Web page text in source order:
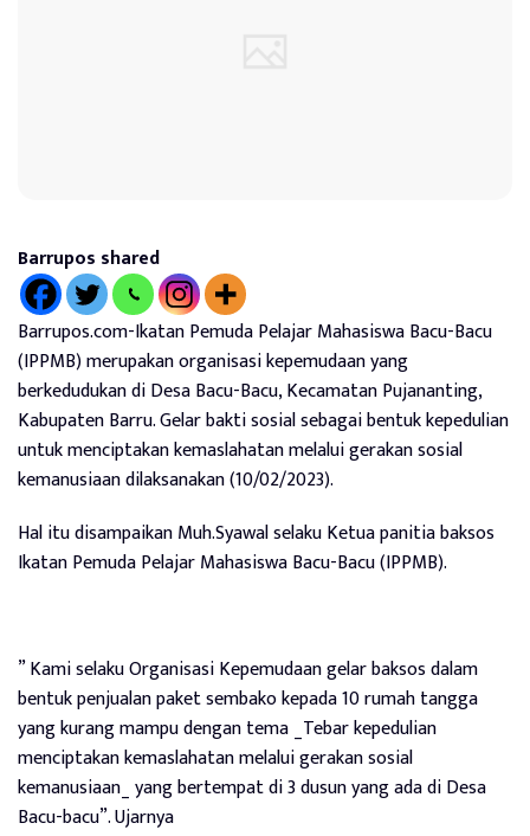
Barrupos shared
Barrupos.com-Ikatan Pemuda Pelajar Mahasiswa Bacu-Bacu
(IPPMB) merupakan organisasi kepemudaan yang
berkedudukan di Desa Bacu-Bacu, Kecamatan Pujananting,
Kabupaten Barru.Gelar bakti sosial sebagai bentuk kepedulian
untuk menciptakan kemaslahatan melalui gerakan sosial
kemanusiaan dilaksanakan (10/02/2023).
Hal itu disampaikan Muh.Syawal selaku Ketua panitia baksos
Ikatan Pemuda Pelajar Mahasiswa Bacu-Bacu (IPPMB).
” Kami selaku Organisasi Kepemudaan gelar baksos dalam
bentuk penjualan paket sembako kepada 10 rumah tangga
yang kurang mampu dengan tema _Tebar kepedulian
menciptakan kemaslahatan melalui gerakan sosial
kemanusiaan_ yang bertempat di 3 dusun yang ada di Desa
Bacu-bacu”.Ujarnya